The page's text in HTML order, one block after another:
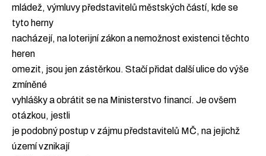
mládež, výmluvy představitelů městských částí, kde se
tyto herny
nacházejí, na loterijní zákon a nemožnost existenci těchto
heren
omezit, jsou jen zástěrkou. Stačí přidat další ulice do výše
zmíněné
vyhlášky a obrátit se na Ministerstvo financí. Je ovšem
otázkou, jestli
je podobný postup v zájmu představitelů MČ, na jejichž
území vznikají